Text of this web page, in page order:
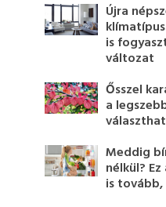
Újra
is
változat
Ősszel
a
Meddig
nélkül?
is